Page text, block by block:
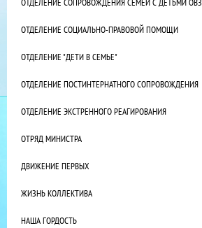
ОТДЕЛЕНИЕ СОПРОВОЖДЕНИЯ СЕМЕЙ С ДЕТЬМИ ОВЗ
ОТДЕЛЕНИЕ СОЦИАЛЬНО-ПРАВОВОЙ ПОМОЩИ
ОТДЕЛЕНИЕ "ДЕТИ В СЕМЬЕ"
ОТДЕЛЕНИЕ ПОСТИНТЕРНАТНОГО СОПРОВОЖДЕНИЯ
ОТДЕЛЕНИЕ ЭКСТРЕННОГО РЕАГИРОВАНИЯ
ОТРЯД МИНИСТРА
ДВИЖЕНИЕ ПЕРВЫХ
ЖИЗНЬ КОЛЛЕКТИВА
НАША ГОРДОСТЬ